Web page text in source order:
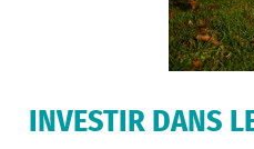
INVESTIR DANS